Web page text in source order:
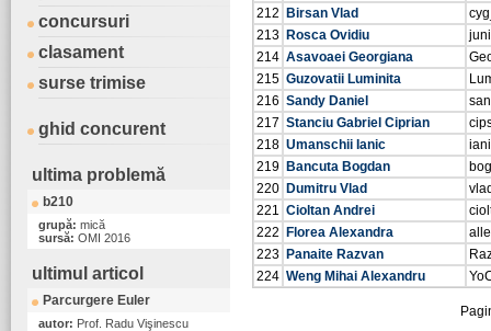
concursuri
clasament
surse trimise
ghid concurent
ultima problemă
b210
grupă: mică
sursă: OMI 2016
ultimul articol
Parcurgere Euler
autor: Prof. Radu Vişinescu
212
Birsan Vlad
213 Rosca Ovidiu
214 Asavoaei Georgiana
215 Guzovatii Luminita
216 Sandy Daniel
217 Stanciu Gabriel Ciprian
218 Umanschii Ianic
219 Bancuta Bogdan
220 Dumitru Vlad
221 Cioltan Andrei
222
Florea Alexandra
223 Panaite Razvan
224 Weng Mihai Alexandru